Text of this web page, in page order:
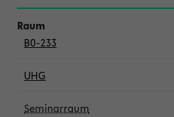
B0-233
UHG
Seminarraum